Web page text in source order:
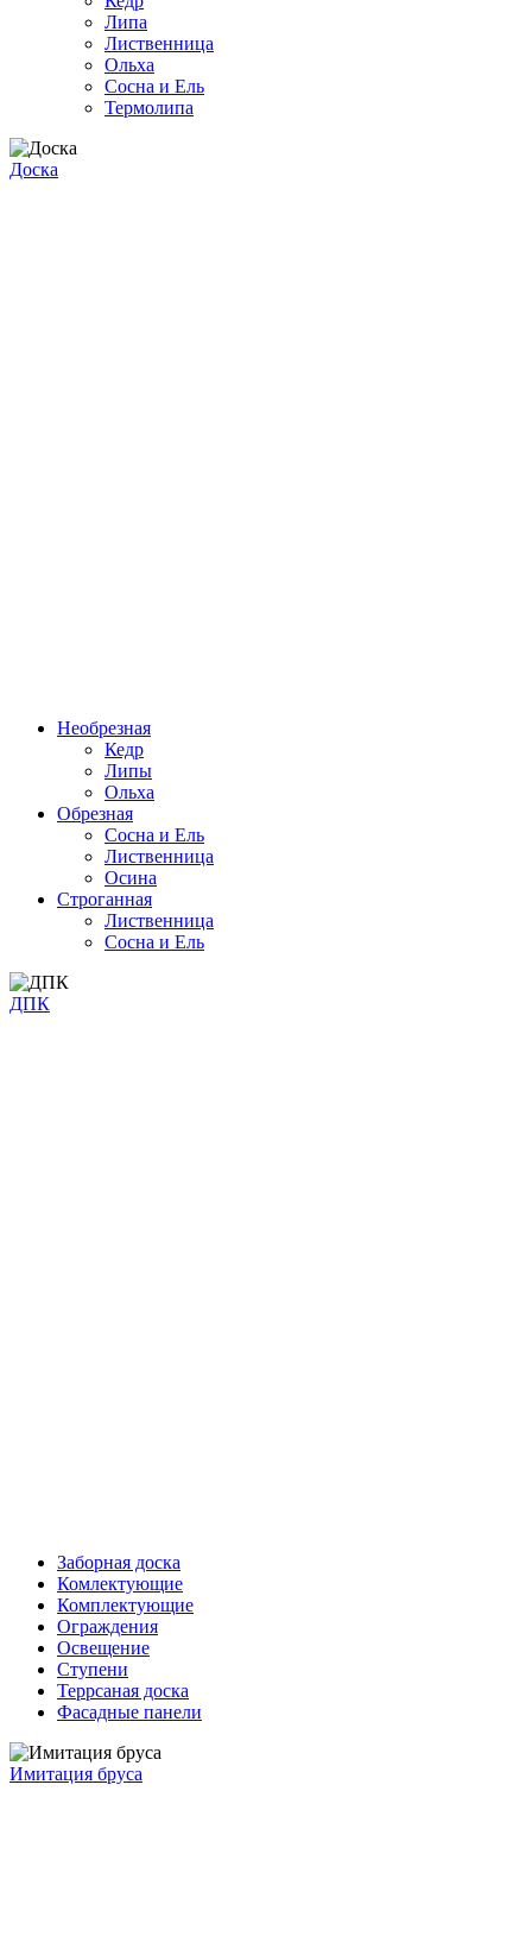
Липа
Лиственница
Ольха
Сосна и Ель
Термолипа
Доска
Необрезная
Кедр
Липы
Ольха
Обрезная
Cосна и Ель
Лиственница
Осина
Строганная
Лиственница
Сосна и Ель
ДПК
Заборная доска
Комлектующие
Комплектующие
Ограждения
Освещение
Ступени
Террсаная доска
Фасадные панели
Имитация бруса